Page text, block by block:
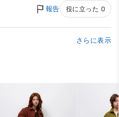
報告 役に立った 0
さらに表示